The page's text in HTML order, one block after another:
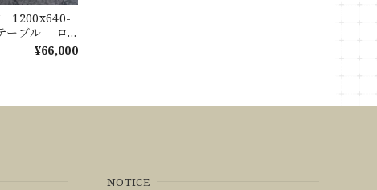
1200x640-
ーブル ロ
ブル 天板 樟
¥66,000
NOTICE